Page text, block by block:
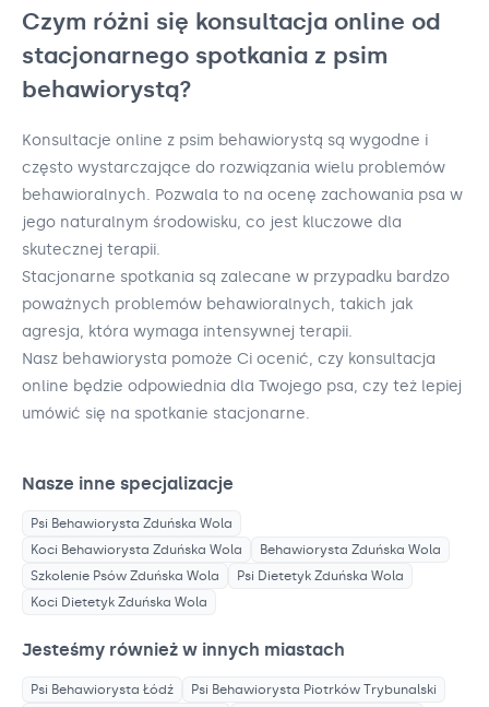
Czym różni się konsultacja online od
stacjonarnego spotkania z psim
behawiorystą?
Konsultacje online z psim behawiorystą są wygodne i
często wystarczające do rozwiązania wielu problemów
behawioralnych. Pozwala to na ocenę zachowania psa w
jego naturalnym środowisku, co jest kluczowe dla
skutecznej terapii.
Stacjonarne spotkania są zalecane w przypadku bardzo
poważnych problemów behawioralnych, takich jak
agresja, która wymaga intensywnej terapii.
Nasz behawiorysta pomoże Ci ocenić, czy konsultacja
online będzie odpowiednia dla Twojego psa, czy też lepiej
umówić się na spotkanie stacjonarne.
Nasze inne specjalizacje
Psi Behawiorysta Zduńska Wola
Koci Behawiorysta Zduńska Wola Behawiorysta Zduńska Wola
Szkolenie Psów Zduńska Wola Psi Dietetyk Zduńska Wola
Koci Dietetyk Zduńska Wola
Jesteśmy również w innych miastach
Psi Behawiorysta Łódź Psi Behawiorysta Piotrków Trybunalski